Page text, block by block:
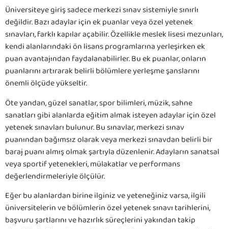
Üniversiteye giriş sadece merkezi sınav sistemiyle sınırlı
değildir. Bazı adaylar için ek puanlar veya özel yetenek
sınavları, farklı kapılar açabilir. Özellikle meslek lisesi mezunları,
kendi alanlarındaki ön lisans programlarına yerleşirken ek
puan avantajından faydalanabilirler. Bu ek puanlar, onların
puanlarını artırarak belirli bölümlere yerleşme şanslarını
önemli ölçüde yükseltir.
Öte yandan, güzel sanatlar, spor bilimleri, müzik, sahne
sanatları gibi alanlarda eğitim almak isteyen adaylar için özel
yetenek sınavları bulunur. Bu sınavlar, merkezi sınav
puanından bağımsız olarak veya merkezi sınavdan belirli bir
baraj puanı almış olmak şartıyla düzenlenir. Adayların sanatsal
veya sportif yetenekleri, mülakatlar ve performans
değerlendirmeleriyle ölçülür.
Eğer bu alanlardan birine ilginiz ve yeteneğiniz varsa, ilgili
üniversitelerin ve bölümlerin özel yetenek sınavı tarihlerini,
başvuru şartlarını ve hazırlık süreçlerini yakından takip